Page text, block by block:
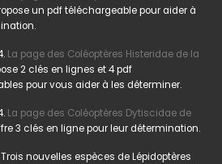
un pdf téléchargeable pour aider à
La page des Coléoptères Histeridae de la
2 clés en lignes et 4 pdf
pour vous aider à les déterminer.
La page des Coléoptères Dytiscidae de
3 clés en ligne pour leur détermination.
nouvelles espèces de Lépidoptères